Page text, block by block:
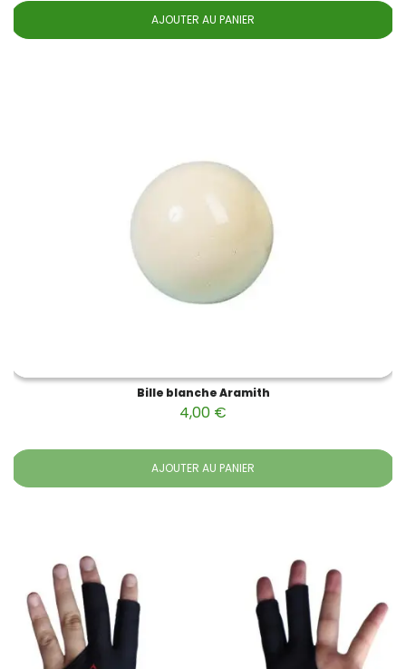
AJOUTER AU PANIER
Bille blanche Aramith
4,00 €
AJOUTER AU PANIER